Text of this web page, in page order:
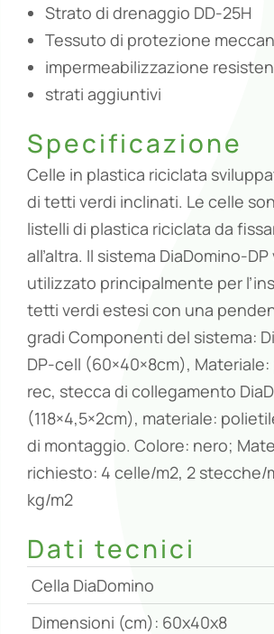
Strato di drenaggio DD-25H
Tessuto di protezione
impermeabilizzazione
strati aggiuntivi
Specificazione
Celle in plastica riciclata
di tetti verdi inclinati. Le celle
listelli di plastica riciclata da
all’altra. Il sistema DiaDomino-
utilizzato principalmente per
tetti verdi estesi con una
gradi Componenti del sistema:
DP-cell (60×40×8cm),
rec, stecca di collegamento
(118×4,5×2cm), materiale:
di montaggio. Colore: nero;
richiesto: 4 celle/m2, 2 stecche/
kg/m2
Dati tecnici
Cella DiaDomino
Dimensioni (cm): 60x40x8